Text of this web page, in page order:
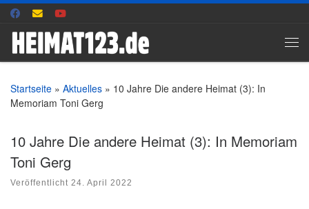
Zum Inhalt springen
Startseite » Aktuelles » 10 Jahre Die andere Heimat (3): In
Memoriam Toni Gerg
10 Jahre Die andere Heimat (3): In Memoriam
Toni Gerg
Veröffentlicht 24. April 2022